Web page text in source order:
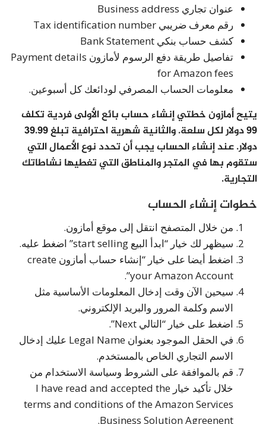
عنوان تجاري Business address
رقم معرف ضريبي Tax identification number
كشف حساب بنكي Bank Statement
تفاصيل طريقة دفع الرسوم لأمازون Payment details
for Amazon fees
معلومات الحساب المصرفي لودائعك كل أسبوعين.
يتيح أمازون خطتي إنشاء حساب بائع الأولى فردية تكلف
99 دولار لكل سلعة. والثانية شهرية احترافية تبلغ 39.99
دولار. عند إنشاء الحساب يجب أن تحدد نوع الأعمال التي
ستقوم بها في المتجر والمناطق التي تغطيها نشاطاتك
التجارية.
خطوات إنشاء الحساب
من خلال المتصفح انتقل إلى موقع أمازون.
سيظهر لك خيار “ابدأ البيع start selling” اضغط عليه.
اضغط أيضا على خيار “إنشاء حساب أمازون create
your Amazon Account”.
سيحين الآن وقت إدخال المعلومات الأساسية مثل
الاسم وكلمة المرور والبريد الإلكتروني.
اضغط على خيار “التالي Next”.
في الحقل الموجود بعنوان Legal Name عليك إدخال
الاسم التجاري الخاص بالمستخدم.
قم بالموافقة على الشروط وسياسة الاستخدام من
خلال تأكيد خيار I have read and accepted the
terms and conditions of the Amazon Services
Business Solution Agreenent.